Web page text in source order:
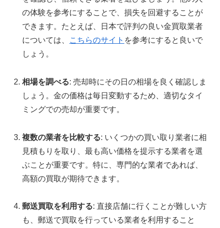
の体験を参考にすることで、損失を回避することが
できます。たとえば、日本で評判の良い金買取業者
については、
こちらのサイト を参考にすると良いで
しょう。
相場を調べる: 売却時にその日の相場を良く確認しま
しょう。金の価格は毎日変動するため、適切なタイ
ミングでの売却が重要です。
複数の業者を比較する: いくつかの買い取り業者に相
見積もりを取り、最も高い価格を提示する業者を選
ぶことが重要です。特に、専門的な業者であれば、
高額の買取が期待できます。
郵送買取を利用する: 直接店舗に行くことが難しい方
も、郵送で買取を行っている業者を利用すること